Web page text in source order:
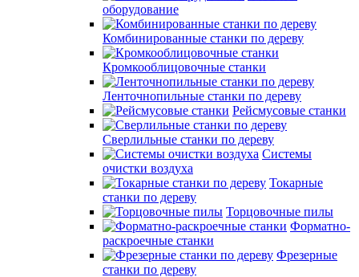
оборудование
Комбинированные станки по дереву
Кромкооблицовочные станки
Ленточнопильные станки по дереву
Рейсмусовые станки
Сверлильные станки по дереву
Системы
очистки воздуха
Токарные
станки по дереву
Торцовочные пилы
Форматно-
раскроечные станки
Фрезерные
станки по дереву